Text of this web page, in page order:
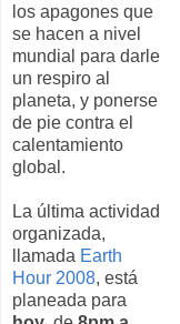
los apagones que
se hacen a nivel
mundial para darle
un respiro al
planeta, y ponerse
de pie contra el
calentamiento
global.
La última actividad
organizada,
llamada Earth
Hour 2008, está
planeada para